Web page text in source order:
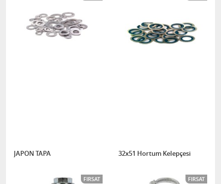
JAPON TAPA
FIRSAT
32x51 Hortum Kelepçesi
FIRSAT